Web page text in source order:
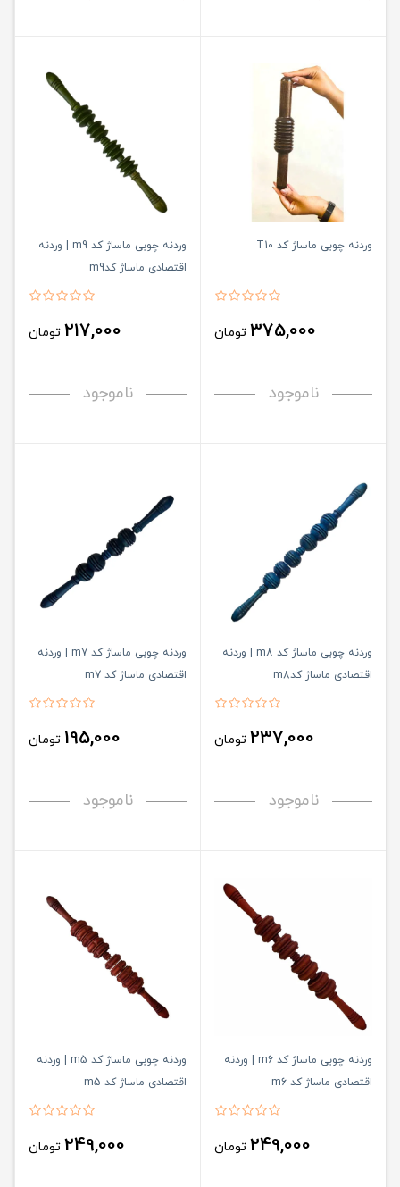
وردنه چوبی ماساژ کد T10
375,000 تومان
ناموجود
وردنه چوبی ماساژ کد m9 | وردنه
اقتصادی ماساژ کدm9
217,000 تومان
ناموجود
وردنه چوبی ماساژ کد m8 | وردنه
اقتصادی ماساژ کدm8
237,000 تومان
ناموجود
وردنه چوبی ماساژ کد m7 | وردنه
اقتصادی ماساژ کد m7
195,000 تومان
ناموجود
وردنه چوبی ماساژ کد m6 | وردنه
اقتصادی ماساژ کد m6
249,000 تومان
وردنه چوبی ماساژ کد m5 | وردنه
اقتصادی ماساژ کد m5
249,000 تومان